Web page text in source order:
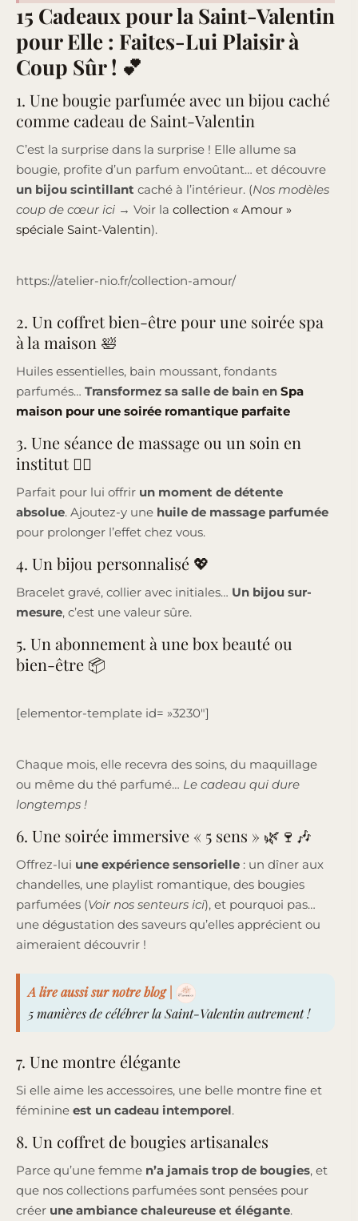
15 Cadeaux pour la Saint-Valentin
pour Elle : Faites-Lui Plaisir à
Coup Sûr ! 💕
1. Une bougie parfumée avec un bijou caché
comme cadeau de Saint-Valentin
C’est la surprise dans la surprise ! Elle allume sa
bougie, profite d’un parfum envoûtant… et découvre
un bijou scintillant caché à l’intérieur. (Nos modèles
coup de cœur ici → Voir la collection « Amour »
spéciale Saint-Valentin).
https://atelier-nio.fr/collection-amour/
2. Un coffret bien-être pour une soirée spa
à la maison 🛀
Huiles essentielles, bain moussant, fondants
parfumés… Transformez sa salle de bain en Spa
maison pour une soirée romantique parfaite
3. Une séance de massage ou un soin en
institut 💆‍♀️
Parfait pour lui offrir un moment de détente
absolue. Ajoutez-y une huile de massage parfumée
pour prolonger l’effet chez vous.
4. Un bijou personnalisé 💖
Bracelet gravé, collier avec initiales… Un bijou sur-
mesure, c’est une valeur sûre.
5. Un abonnement à une box beauté ou
bien-être 📦
[elementor-template id= »3230″]
Chaque mois, elle recevra des soins, du maquillage
ou même du thé parfumé… Le cadeau qui dure
longtemps !
6. Une soirée immersive « 5 sens » 🌿🍷🎶
Offrez-lui une expérience sensorielle : un dîner aux
chandelles, une playlist romantique, des bougies
parfumées (Voir nos senteurs ici), et pourquoi pas…
une dégustation des saveurs qu’elles apprécient ou
aimeraient découvrir !
A lire aussi sur notre blog |
5 manières de célébrer la Saint-Valentin autrement !
7. Une montre élégante
Si elle aime les accessoires, une belle montre fine et
féminine est un cadeau intemporel.
8. Un coffret de bougies artisanales
Parce qu’une femme n’a jamais trop de bougies, et
que nos collections parfumées sont pensées pour
créer une ambiance chaleureuse et élégante.